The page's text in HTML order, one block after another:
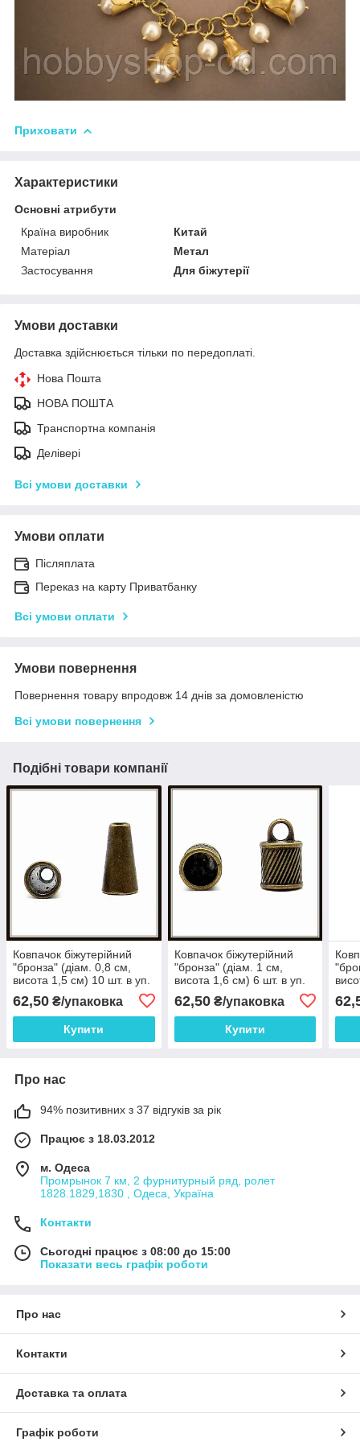
Приховати
Характеристики
Основні атрибути
Країна виробник
Китай
Матеріал
Метал
Застосування
Для біжутерії
Умови доставки
Доставка здійснюється тільки по передоплаті.
Нова Пошта
НОВА ПОШТА
Транспортна компанія
Делівері
Всі умови доставки
Умови оплати
Післяплата
Переказ на карту Приватбанку
Всі умови оплати
Умови повернення
Повернення товару впродовж 14 днів за домовленістю
Всі умови повернення
Подібні товари компанії
Ковпачок біжутерійний
"бронза" (діам. 0,8 см,
висота 1,5 см) 10 шт. в уп.
62,50 ₴/упаковка
Купити
Ковпачок біжутерійний
"бронза" (діам. 1 см,
висота 1,6 см) 6 шт. в уп.
62,50₴/упаковка
Купити
Про нас
94% позитивних з 37 відгуків за рік
Працює з 18.03.2012
м. Одеса
Промрынок 7 км, 2 фурнитурный ряд, ролет
1828.1829,1830 , Одеса, Україна
Контакти
Сьогодні працює з 08:00 до 15:00
Показати весь графік роботи
Про нас
Контакти
Доставка та оплата
Графік роботи